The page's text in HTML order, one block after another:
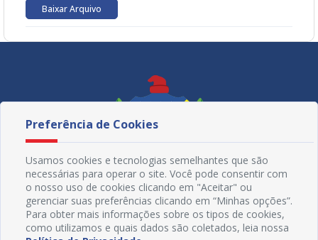
Baixar Arquivo
Preferência de Cookies
Usamos cookies e tecnologias semelhantes que são
necessárias para operar o site. Você pode consentir com
o nosso uso de cookies clicando em "Aceitar" ou
gerenciar suas preferências clicando em “Minhas opções”.
Para obter mais informações sobre os tipos de cookies,
como utilizamos e quais dados são coletados, leia nossa